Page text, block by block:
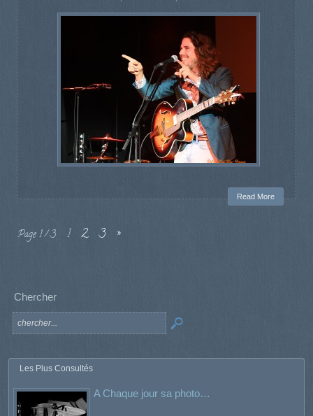
Read More
Page 1 / 3 1 2 3 »
Chercher
Les Plus Consultés
A Chaque jour sa photo…